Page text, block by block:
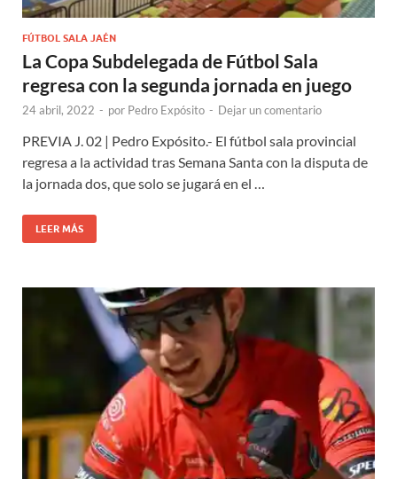
FÚTBOL SALA JAÉN
La Copa Subdelegada de Fútbol Sala
regresa con la segunda jornada en juego
24 abril, 2022 - por Pedro Expósito - Dejar un comentario
PREVIA J. 02 | Pedro Expósito.- El fútbol sala provincial
regresa a la actividad tras Semana Santa con la disputa de
la jornada dos, que solo se jugará en el …
LEER MÁS